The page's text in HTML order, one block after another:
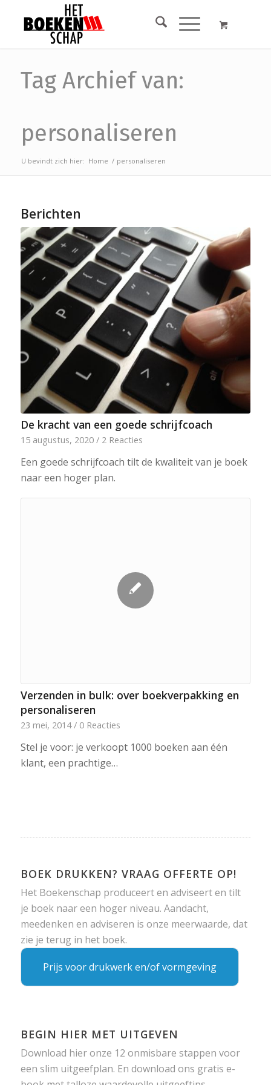
Tag Archief van:
personaliseren
U bevindt zich hier: Home / personaliseren
Berichten
De kracht van een goede schrijfcoach
15 augustus, 2020 / 2 Reacties
Een goede schrijfcoach tilt de kwaliteit van je boek
naar een hoger plan.
Verzenden in bulk: over boekverpakking en
personaliseren
23 mei, 2014 / 0 Reacties
Stel je voor: je verkoopt 1000 boeken aan één
klant, een prachtige…
BOEK DRUKKEN? VRAAG OFFERTE OP!
Het Boekenschap produceert en adviseert en tilt
je boek naar een hoger niveau. Aandacht,
meedenken en adviseren is onze meerwaarde, dat
zie je terug in het boek.
Prijs voor drukwerk en/of vormgeving
BEGIN HIER MET UITGEVEN
Download hier onze 12 onmisbare stappen voor
een slim uitgeefplan. En download ons gratis e-